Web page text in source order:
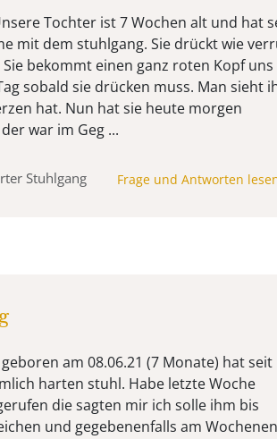
Tochter ist 7 Wochen alt und hat
mit dem stuhlgang. Sie drückt wie
bekommt einen ganz roten Kopf uns
sobald sie drücken muss. Man sieht
hat. Nun hat sie heute morgen
war im Geg ...
Stuhlgang Frage und Antworten
am 08.06.21 (7 Monate) hat seit
harten stuhl. Habe letzte Woche
die sagten mir ich solle ihm bis
und gegebenenfalls am